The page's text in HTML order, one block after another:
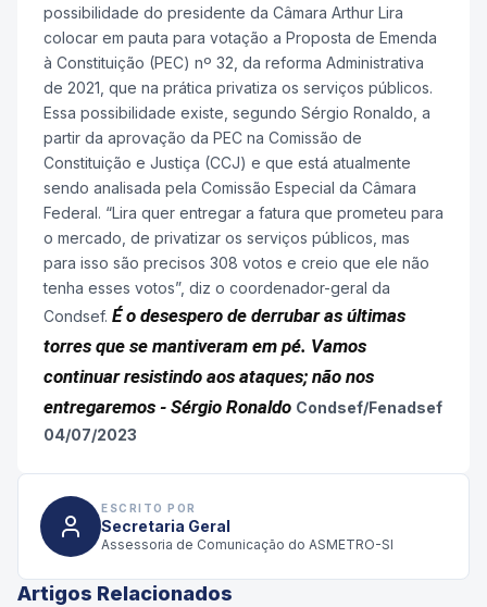
possibilidade do presidente da Câmara Arthur Lira
colocar em pauta para votação a Proposta de Emenda
à Constituição (PEC) nº 32, da reforma Administrativa
de 2021, que na prática privatiza os serviços públicos.
Essa possibilidade existe, segundo Sérgio Ronaldo, a
partir da aprovação da PEC na Comissão de
Constituição e Justiça (CCJ) e que está atualmente
sendo analisada pela Comissão Especial da Câmara
Federal. “Lira quer entregar a fatura que prometeu para
o mercado, de privatizar os serviços públicos, mas
para isso são precisos 308 votos e creio que ele não
tenha esses votos”, diz o coordenador-geral da
Condsef. É o desespero de derrubar as últimas
torres que se mantiveram em pé. Vamos
continuar resistindo aos ataques; não nos
entregaremos - Sérgio Ronaldo Condsef/Fenadsef
04/07/2023
ESCRITO POR
Secretaria Geral
Assessoria de Comunicação do ASMETRO-SI
Artigos Relacionados